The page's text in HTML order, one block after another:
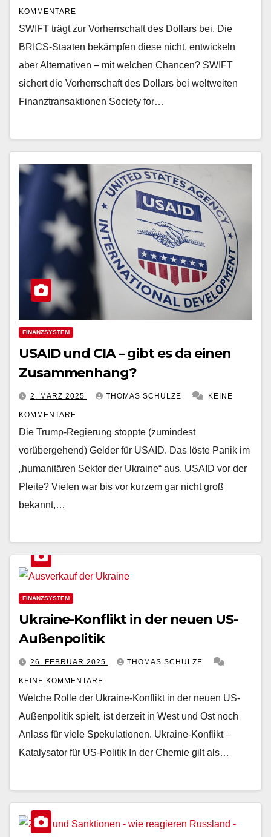
KOMMENTARE
SWIFT trägt zur Vorherrschaft des Dollars bei. Die
BRICS-Staaten bekämpfen diese nicht, entwickeln
aber Alternativen – mit welchen Chancen? SWIFT
sichert die Vorherrschaft des Dollars bei weltweiten
Finanztransaktionen Society for…
FINANZSYSTEM
USAID und CIA – gibt es da einen
Zusammenhang?
2. MÄRZ 2025 THOMAS SCHULZE KEINE
KOMMENTARE
Die Trump-Regierung stoppte (zumindest
vorübergehend) Gelder für USAID. Das löste Panik im
„humanitären Sektor der Ukraine“ aus. USAID vor der
Pleite? Vielen war bis vor kurzem gar nicht groß
bekannt,…
FINANZSYSTEM
Ukraine-Konflikt in der neuen US-
Außenpolitik
26. FEBRUAR 2025 THOMAS SCHULZE
KEINE KOMMENTARE
Welche Rolle der Ukraine-Konflikt in der neuen US-
Außenpolitik spielt, ist derzeit in West und Ost noch
Anlass für viele Spekulationen. Ukraine-Konflikt –
Katalysator für US-Politik In der Chemie gilt als…